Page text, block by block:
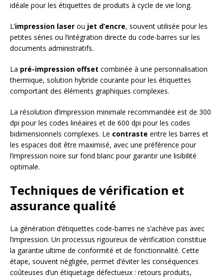
idéale pour les étiquettes de produits à cycle de vie long.
L’impression laser ou jet d’encre, souvent utilisée pour les
petites séries ou l’intégration directe du code-barres sur les
documents administratifs.
La pré-impression offset combinée à une personnalisation
thermique, solution hybride courante pour les étiquettes
comportant des éléments graphiques complexes.
La résolution d’impression minimale recommandée est de 300
dpi pour les codes linéaires et de 600 dpi pour les codes
bidimensionnels complexes. Le contraste entre les barres et
les espaces doit être maximisé, avec une préférence pour
l’impression noire sur fond blanc pour garantir une lisibilité
optimale.
Techniques de vérification et
assurance qualité
La génération d’étiquettes code-barres ne s’achève pas avec
l’impression. Un processus rigoureux de vérification constitue
la garantie ultime de conformité et de fonctionnalité. Cette
étape, souvent négligée, permet d’éviter les conséquences
coûteuses d’un étiquetage défectueux : retours produits,